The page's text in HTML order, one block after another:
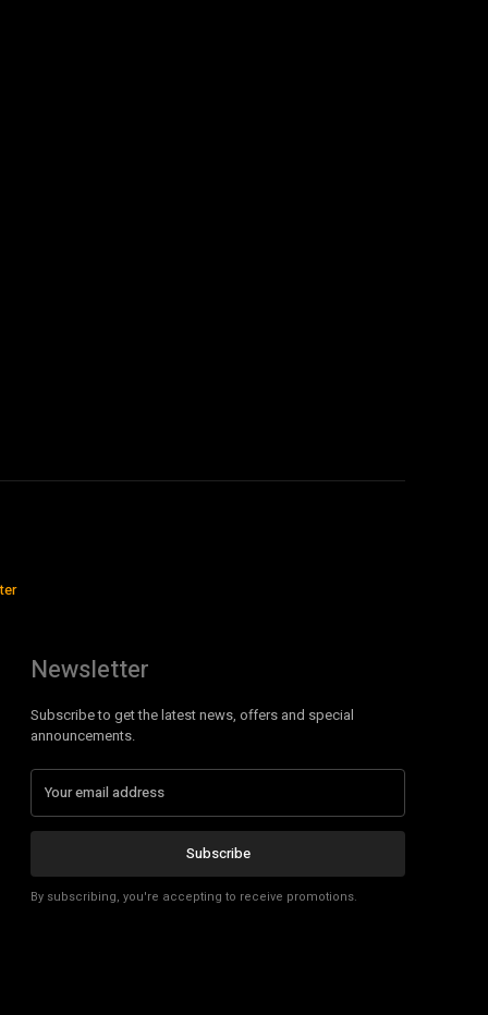
Newsletter
Subscribe to get the latest news, offers and special
announcements.
Subscribe
By subscribing, you're accepting to receive promotions.